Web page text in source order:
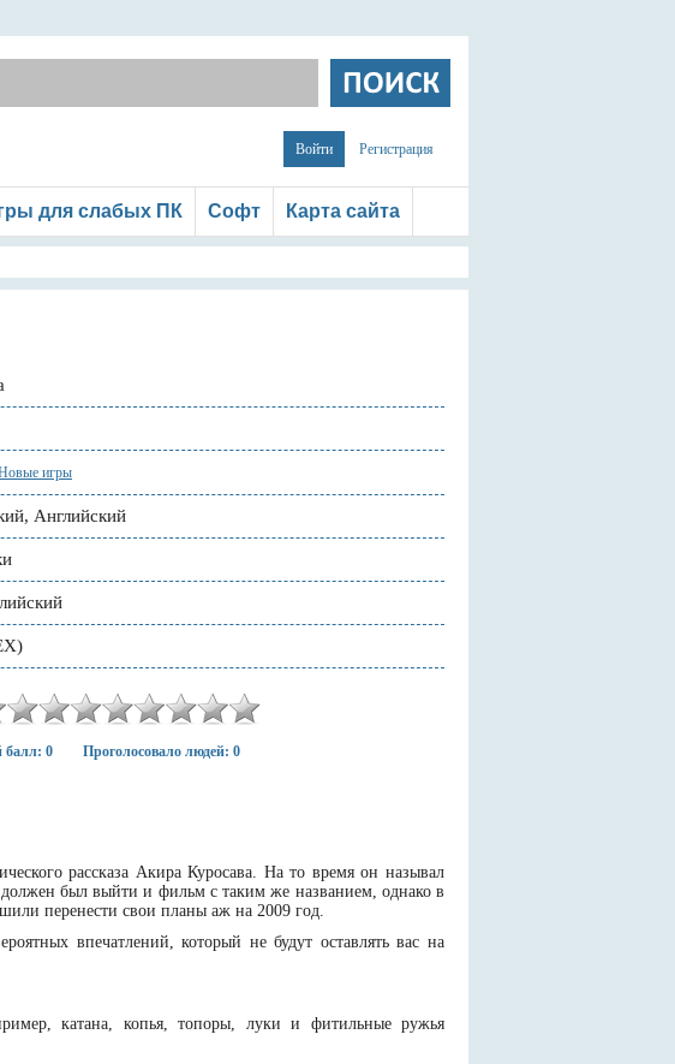
Войти Регистрация
для слабых ПК Софт Карта сайта
игры
Английский
0 Проголосовало людей: 0
рассказа Акира Куросава. На то время он называл
был выйти и фильм с таким же названием, однако в
перенести свои планы аж на 2009 год.
впечатлений, который не будут оставлять вас на
катана, копья, топоры, луки и фитильные ружья